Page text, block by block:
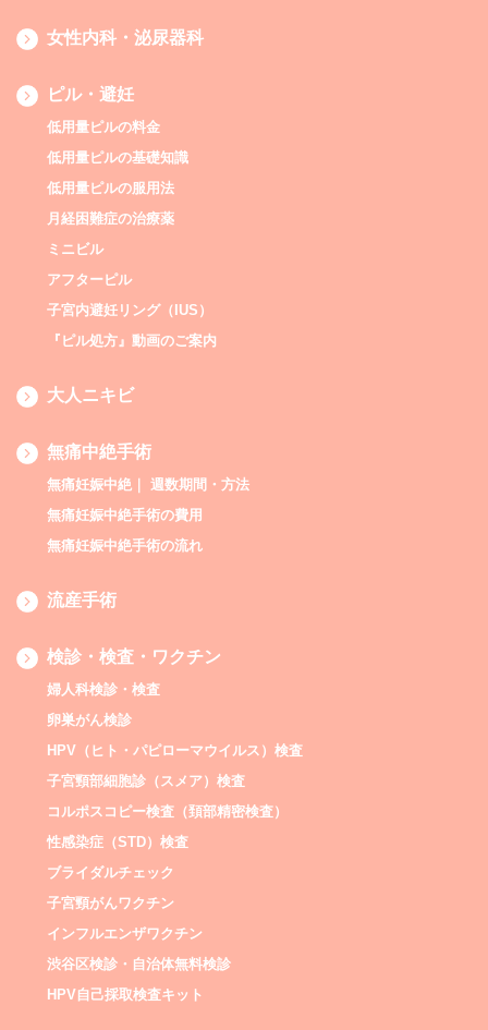
女性内科・泌尿器科
ピル・避妊
低用量ピルの料金
低用量ピルの基礎知識
低用量ピルの服用法
月経困難症の治療薬
ミニビル
アフターピル
子宮内避妊リング（IUS）
『ピル処方』動画のご案内
大人ニキビ
無痛中絶手術
無痛妊娠中絶｜ 週数期間・方法
無痛妊娠中絶手術の費用
無痛妊娠中絶手術の流れ
流産手術
検診・検査・ワクチン
婦人科検診・検査
卵巣がん検診
HPV（ヒト・パピローマウイルス）検査
子宮頸部細胞診（スメア）検査
コルポスコピー検査（頚部精密検査）
性感染症（STD）検査
ブライダルチェック
子宮頸がんワクチン
インフルエンザワクチン
渋谷区検診・自治体無料検診
HPV自己採取検査キット